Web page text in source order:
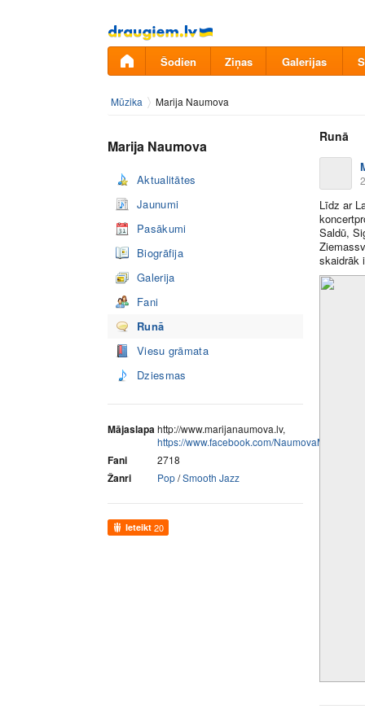
Pāriet
uz
saturu
Šodien Ziņas Galerijas
Mūzika Marija Naumova
Marija Naumova
Aktualitātes
Jaunumi
Pasākumi
Biogrāfija
Galerija
Fani
Runā
Viesu grāmata
Dziesmas
Mājaslapahttp://www.marijanaumova.lv,
https://www.facebook.com/NaumovaMarija
Fani 2718
Žanri Pop/Smooth Jazz
Ieteikt 20
Runā
Līdz ar
Saldū,
skaidrāk